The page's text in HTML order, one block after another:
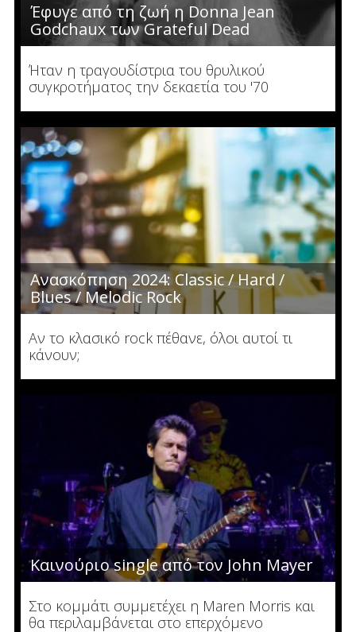
Έφυγε από τη ζωή η Donna Jean
Godchaux των Grateful Dead
Ήταν η τραγουδίστρια του θρυλικού
συγκροτήματος την δεκαετία του '70
Ανασκόπηση 2024: Classic / Hard /
Blues / Melodic Rock
Αν το κλασικό rock πέθανε, όλοι αυτοί τι
κάνουν;
Καινούριο single από τον John Mayer
Στο κομμάτι συμμετέχει η Maren Morris και
θα περιλαμβάνεται στο επερχόμενο